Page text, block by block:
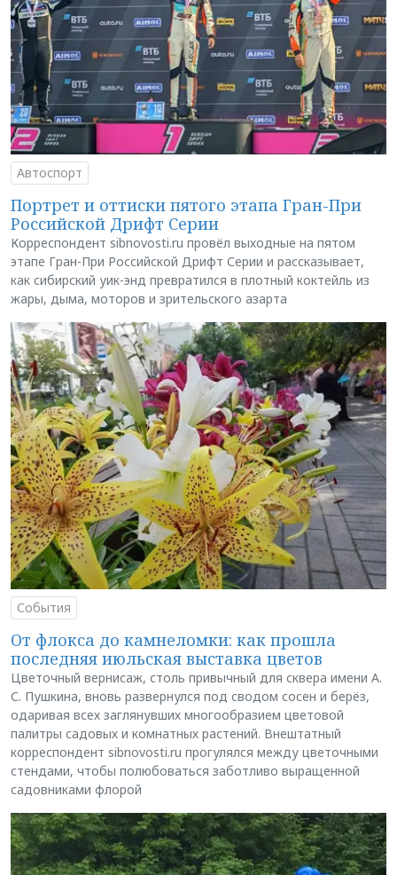
Автоспорт
Портрет и оттиски пятого этапа Гран-При
Российской Дрифт Серии
Корреспондент sibnovosti.ru провёл выходные на пятом
этапе Гран-При Российской Дрифт Серии и рассказывает,
как сибирский уик-энд превратился в плотный коктейль из
жары, дыма, моторов и зрительского азарта
События
От флокса до камнеломки: как прошла
последняя июльская выставка цветов
Цветочный вернисаж, столь привычный для сквера имени А.
С. Пушкина, вновь развернулся под сводом сосен и берёз,
одаривая всех заглянувших многообразием цветовой
палитры садовых и комнатных растений. Внештатный
корреспондент sibnovosti.ru прогулялся между цветочными
стендами, чтобы полюбоваться заботливо выращенной
садовниками флорой